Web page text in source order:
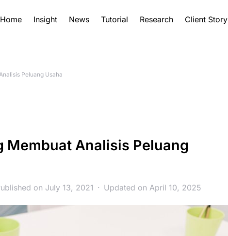
Home Insight News Tutorial Research Client Story
Peluang Usaha
Membuat Analisis Peluang
on July 13, 2021 Updated on April 10, 2025